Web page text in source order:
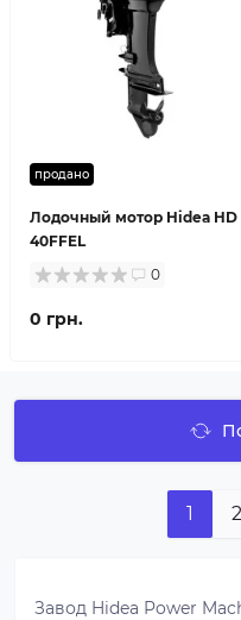
продано
Лодочный мотор Hidea HD
40FFEL
0
0 грн.
1 2
Завод Hidea Power